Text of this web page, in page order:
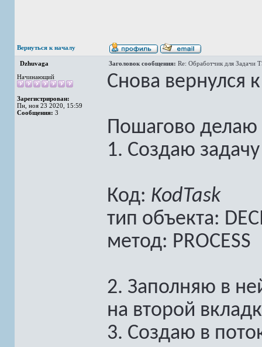
Вернуться к началу
Dzhuvaga Заголовок сообщения: Re: Обработчик для Задачи
Начинающий
Зарегистрирован:
Пн, ноя 23 2020, 15:59
Сообщения: 3
Снова вернулся
Пошагово
1. Создаю
Код: KodTask
тип объекта:
метод: PROCESS
2. Заполняю в
на второй
3. Создаю в